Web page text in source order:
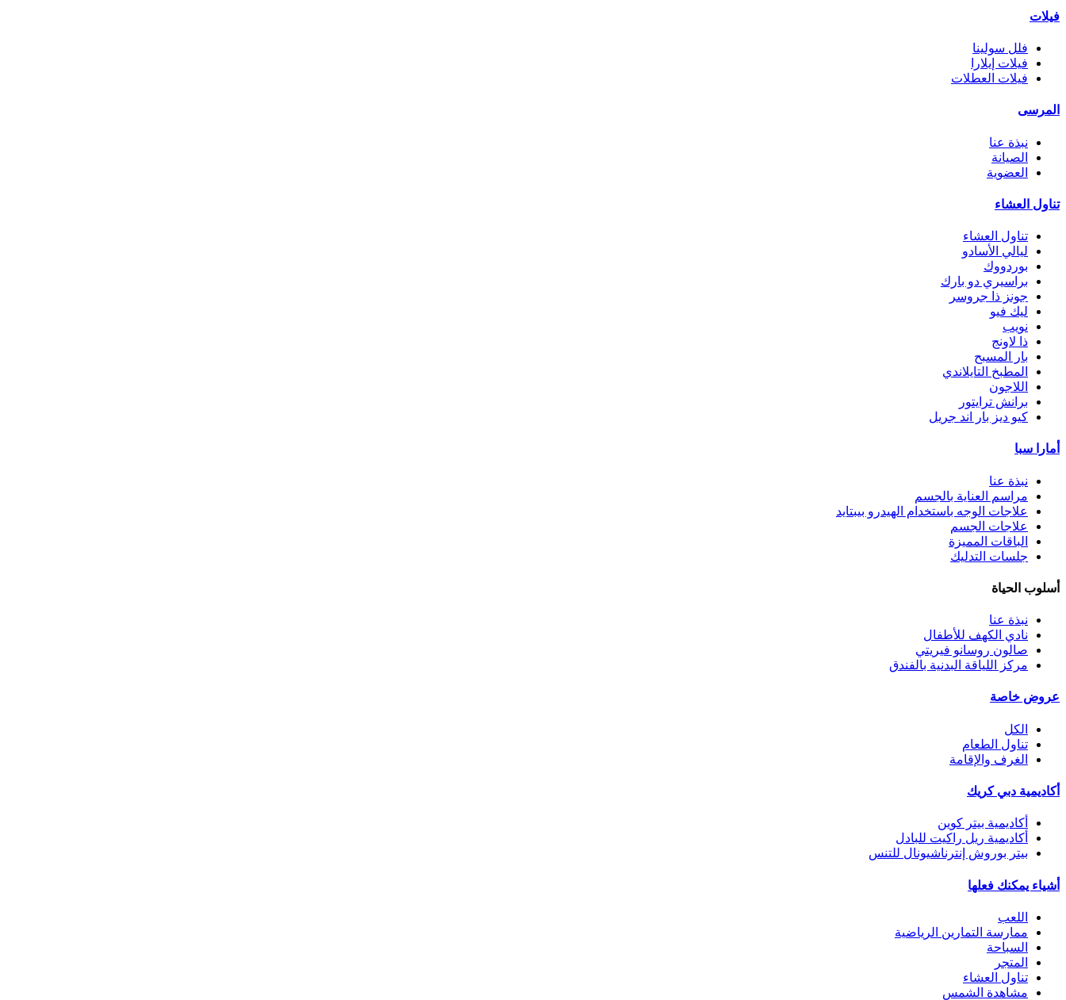
فيلات
فلل سولينا
فيلات إيلارا
فيلات العطلات
المرسى
نبذة عنا
الصيانة
العضوية
تناول العشاء
تناول العشاء
ليالي الأسادو
بوردووك
براسيري دو بارك
جونز ذا جروسر
ليك فيو
نويب
ذا لاونج
بار المسبح
المطبخ التايلاندي
اللاجون
برانش ترايتور
كيو ديز بار اند جريل
أمارا سبا
نبذة عنا
مراسم العناية بالجسم
علاجات الوجه باستخدام الهيدرو بيبتايد
علاجات الجسم
الباقات المميزة
جلسات التدليك
أسلوب الحياة
نبذة عنا
نادي الكهف للأطفال
صالون روسانو فيريتي
مركز اللياقة البدنية بالفندق
عروض خاصة
الكل
تناول الطعام
الغرف والإقامة
أكاديمية دبي كريك
أكاديمية بيتر كوين
أكاديمية ريل راكيت للبادل
بيتر بوروش إنترناشيونال للتنس
أشياء يمكنك فعلها
اللعب
ممارسة التمارين الرياضية
السباحة
المتجر
تناول العشاء
مشاهدة الشمس